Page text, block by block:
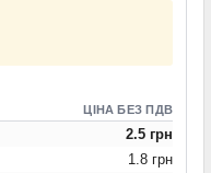
ЦІНА БЕЗ ПДВ
2.5 грн
1.8 грн